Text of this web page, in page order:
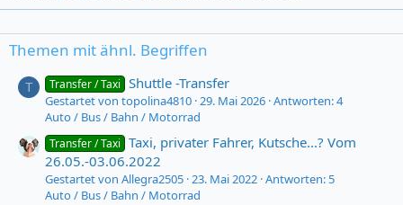
Themen mit ähnl. Begriffen
T Transfer / Taxi Shuttle -Transfer
Gestartet von topolina4810 29. Mai 2026 Antworten: 4
Auto / Bus / Bahn / Motorrad
Transfer / Taxi
Taxi, privater Fahrer, Kutsche...? Vom
26.05.-03.06.2022
Gestartet von Allegra2505 23. Mai 2022 Antworten: 5
Auto / Bus / Bahn / Motorrad